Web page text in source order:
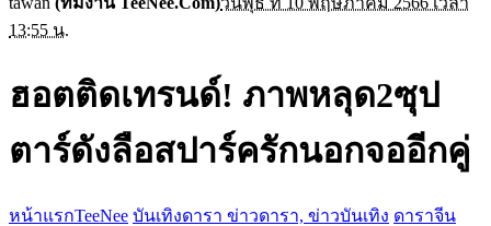
13:55 น.
ฮอตติดเทรนด์! ภาพหลุด2ซุป
ตาร์ดังลือสปาร์ครักนอกจออีกคู่
หน้าแรกTeeNee บันเทิงดารา ข่าวดารา, ข่าวบันเทิง ดาราจีน